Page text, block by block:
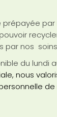
prépayée
par nos
du lundi
nous